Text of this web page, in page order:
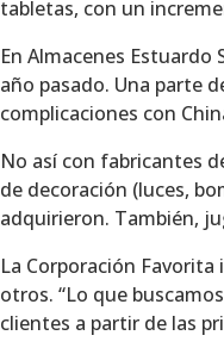
tabletas, con un
En Almacenes
año pasado. Una parte
complicaciones con
No así con fabricantes
de decoración (luces,
adquirieron. También,
La Corporación
otros. “Lo que
clientes a partir de las